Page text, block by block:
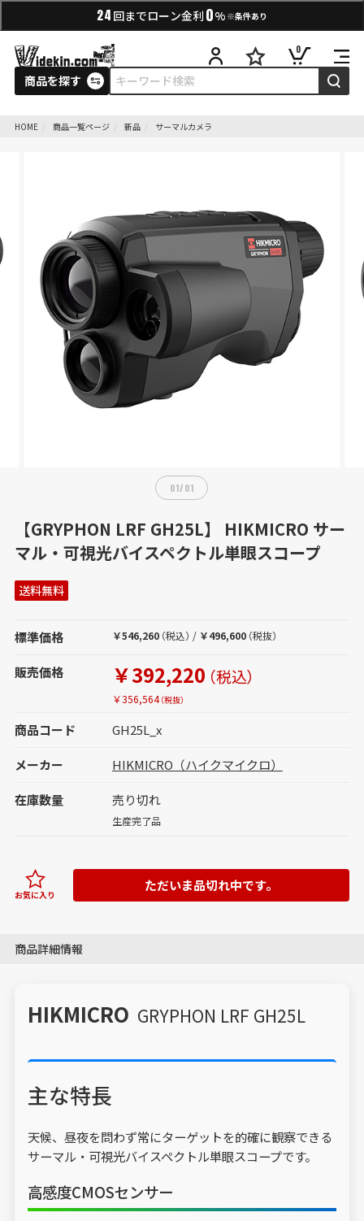
24 回までローン金利 0% ※条件あり
商品を探す
0
HOME 商品一覧ページ 新品 サーマルカメラ
01/01
【GRYPHON LRF GH25L】 HIKMICRO サー
マル・可視光バイスペクトル単眼スコープ
送料無料
標準価格 ￥546,260 （税込） / ￥496,600 （税抜）
販売価格 ￥392,220 （税込）
￥356,564 （税抜）
商品コード GH25L_x
メーカー HIKMICRO（ハイクマイクロ）
在庫数量 売り切れ
生産完了品
ただいま品切れ中です。
お気に入り
商品詳細情報
HIKMICRO GRYPHON LRF GH25L
主な特長
天候、昼夜を問わず常にターゲットを的確に観察できる
サーマル・可視光バイスペクトル単眼スコープです。
高感度CMOSセンサー